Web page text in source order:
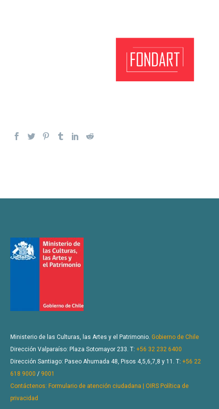
Ministerio de las Culturas, las Artes y el Patrimonio. Gobierno de Chile
Dirección Valparaíso: Plaza Sotomayor 233. T: +56 32 232 6400
Dirección Santiago: Paseo Ahumada 48, Pisos 4,5,6,7,8 y 11. T: +56 22
618 9000 / 9001
Contáctenos: Formulario de atención ciudadana | OIRS Política de
privacidad